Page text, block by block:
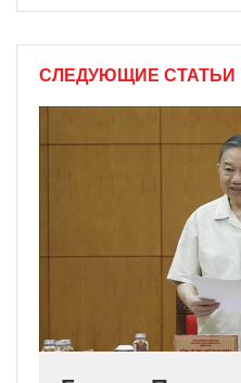
СЛЕДУЮЩИЕ СТАТЬИ